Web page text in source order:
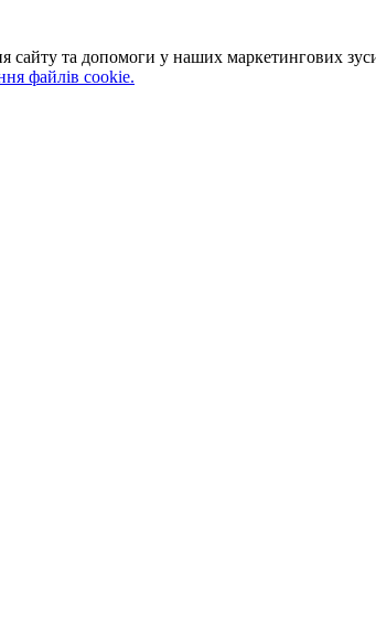
сайту та допомоги у наших маркетингових
файлів cookie.